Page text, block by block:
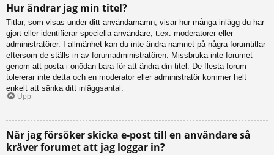
Hur ändrar jag min titel?
Titlar, som visas under ditt användarnamn, visar hur många inlägg du har
gjort eller identifierar speciella användare, t.ex. moderatorer eller
administratörer. I allmänhet kan du inte ändra namnet på några forumtitlar
eftersom de ställs in av forumadministratören. Missbruka inte forumet
genom att posta i onödan bara för att ändra din titel. De flesta forum
tolererar inte detta och en moderator eller administratör kommer helt
enkelt att sänka ditt inläggsantal.
Upp
När jag försöker skicka e-post till en användare så
kräver forumet att jag loggar in?